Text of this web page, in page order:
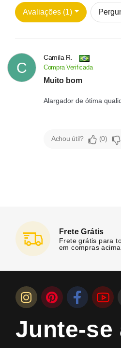
Avaliações (1)
C
Camila R.
Compra Verificada
Muito bom
Alargador de ótima
Achou útil? 0
Frete Grátis
Frete grátis para
em compras
Junte-se